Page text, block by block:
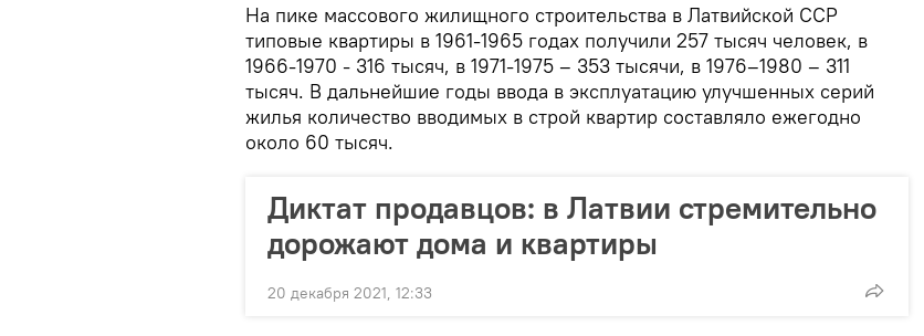
На пике массового жилищного строительства в Латвийской ССР
типовые квартиры в 1961-1965 годах получили 257 тысяч человек, в
1966-1970 - 316 тысяч, в 1971-1975 – 353 тысячи, в 1976–1980 – 311
тысяч. В дальнейшие годы ввода в эксплуатацию улучшенных серий
жилья количество вводимых в строй квартир составляло ежегодно
около 60 тысяч.
Диктат продавцов: в Латвии стремительно
дорожают дома и квартиры
20 декабря 2021, 12:33